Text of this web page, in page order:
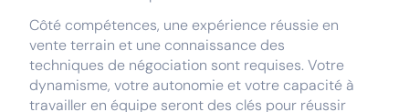
Côté compétences, une expérience réussie en
vente terrain et une connaissance des
techniques de négociation sont requises. Votre
dynamisme, votre autonomie et votre capacité à
travailler en équipe seront des clés pour réussir